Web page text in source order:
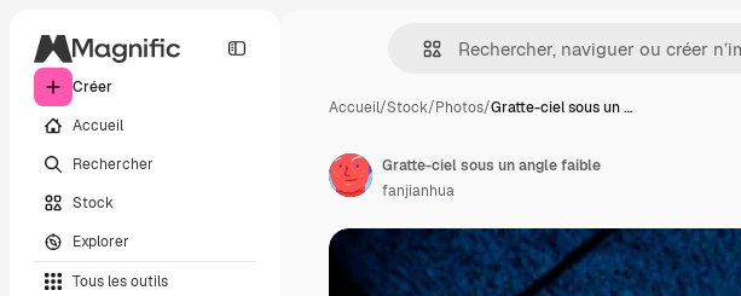
Créer
Accueil
Rechercher
Stock
Explorer
Tous les outils
Accueil/Stock/Photos/Gratte-ciel sous un …
Gratte-ciel sous un angle faible
fanjianhua